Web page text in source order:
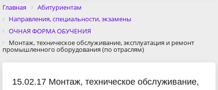
Главная
Абитуриентам
Направления, специальности, экзамены
ОЧНАЯ ФОРМА ОБУЧЕНИЯ
Монтаж, техническое обслуживание, эксплуатация и ремонт
промышленного оборудования (по отраслям)
15.02.17 Монтаж, техническое обслуживание,